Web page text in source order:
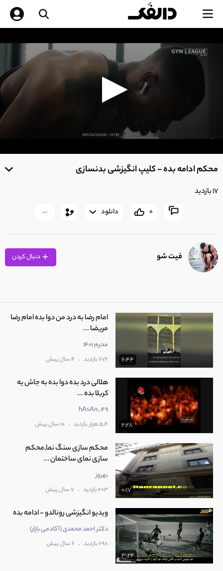
0
of محکم ادامه بده - کلیپ انگیزشی بدنسازی
17 بازدید
0 دانلود
فیت شو
6:44
امام رضا به درد من دوا بده امام رضا
مریضا ...
محرم 1401
672 بازدید . 4 سال پیش
2:28
هلالی درد بده دوا بده به جاش یه
کربلا بده ...
hAsAn_49
5.4 هزار بازدید . 10 سال پیش
0:17
محکم سازی سنگ نما,محکم
سازی نمای ساختمان ...
بهروز
203 بازدید . 7 سال پیش
3:24
ویدیو انگیزشی رونالدو - ادامه بده
دکتر احمد محمدی (آکادمی بازار)
698 بازدید . 6 سال پیش